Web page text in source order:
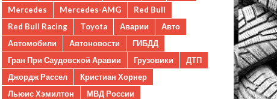
Mercedes
Mercedes-AMG
Red Bull
Red Bull Racing
Toyota Аварии
Авто
Автомобили
Автоновости
ГИБДД
Гран При Саудовской Аравии
Грузовики
ДТП
Джордж Рассел
Кристиан Хорнер
Льюис Хэмилтон
МВД России